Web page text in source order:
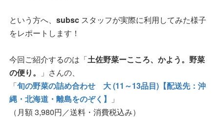
という方へ、 subsc スタッフが実際に利用してみた様子
をレポートします！
今回ご紹介するのは「土佐野菜ーこころ、かよう。野菜
の便り。
」さんの、
「旬の野菜の詰め合わせ 大 (11～13品目)【配送先：沖
縄・北海道・離島をのぞく】
」
（月額 3,980円／送料・消費税込み）